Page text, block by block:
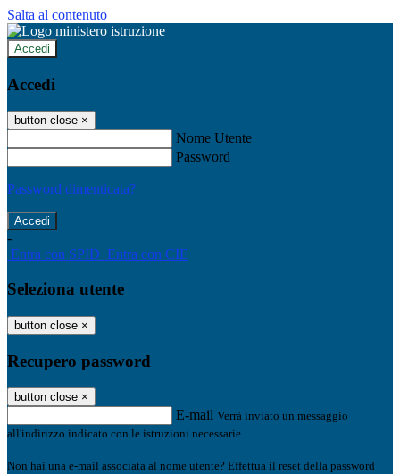
Salta al contenuto
Accedi
Accedi
button close ×
Nome Utente
Password
Password dimenticata?
-
Entra con SPID Entra con CIE
Seleziona utente
button close ×
Recupero password
button close ×
E-mail Verrà inviato un messaggio
all'indirizzo indicato con le istruzioni necessarie.
Non hai una e-mail associata al nome utente? Effettua il reset della password